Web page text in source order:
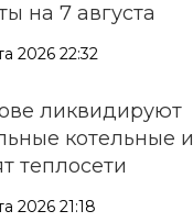
на 7 августа
2026 22:32
ликвидируют
котельные и
теплосети
2026 21:18